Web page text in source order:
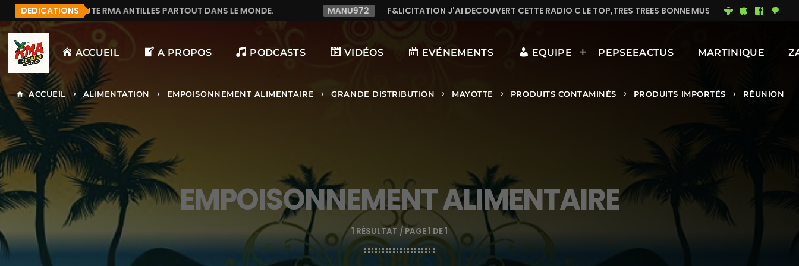
DEDICATIONS
RMA ANTILLES PARTOUT DANS LE MONDE. MANU972 F&LICITATION J'AI DECOUVERT CETTE RADIO C LE TOP,TRES TREES BONNE MUSIQUE EN CONTINUE MIMI DU
ACCUEIL A PROPOS PODCASTS VIDÉOS EVÉNEMENTS EQUIPE PEPSEEACTUS MARTINIQUE
home ACCUEIL keyboard_arrow_right ALIMENTATION keyboard_arrow_right EMPOISONNEMENT ALIMENTAIRE keyboard_arrow_right GRANDE DISTRIBUTION keyboard_arrow_right MAYOTTE keyboard_arrow_right PRODUITS CONTAMINÉS keyboard_arrow_right PRODUITS IMPORTÉS keyboard_arrow_right RÉUNION
EMPOISONNEMENT ALIMENTAIRE
1 RÉSULTAT / PAGE 1 DE 1